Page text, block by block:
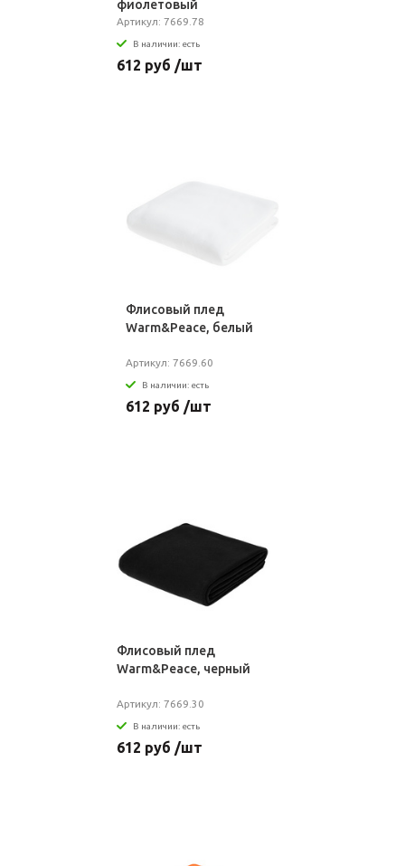
фиолетовый
Артикул: 7669.78
В наличии: есть
612 руб /шт
Флисовый плед
Warm&Peace, белый
Артикул: 7669.60
В наличии: есть
612 руб /шт
Флисовый плед
Warm&Peace, черный
Артикул: 7669.30
В наличии: есть
612 руб /шт